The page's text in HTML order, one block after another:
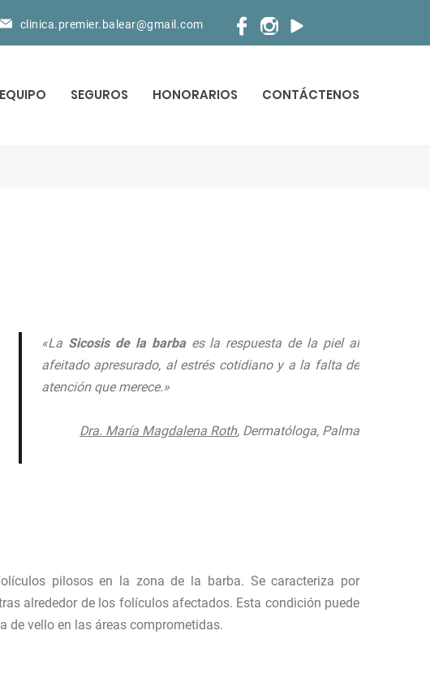
clinica.premier.balear@gmail.com
SEGUROS HONORARIOS CONTÁCTENOS
«La Sicosis de la barbaes la respuesta de la piel al
afeitado apresurado, al estrés cotidiano y a la falta de
atención que merece.»
Dra. María Magdalena Roth, Dermatóloga, Palma
pilosos en la zona de la barba. Se caracteriza por
alrededor de los folículos afectados. Esta condición puede
de vello en las áreas comprometidas.